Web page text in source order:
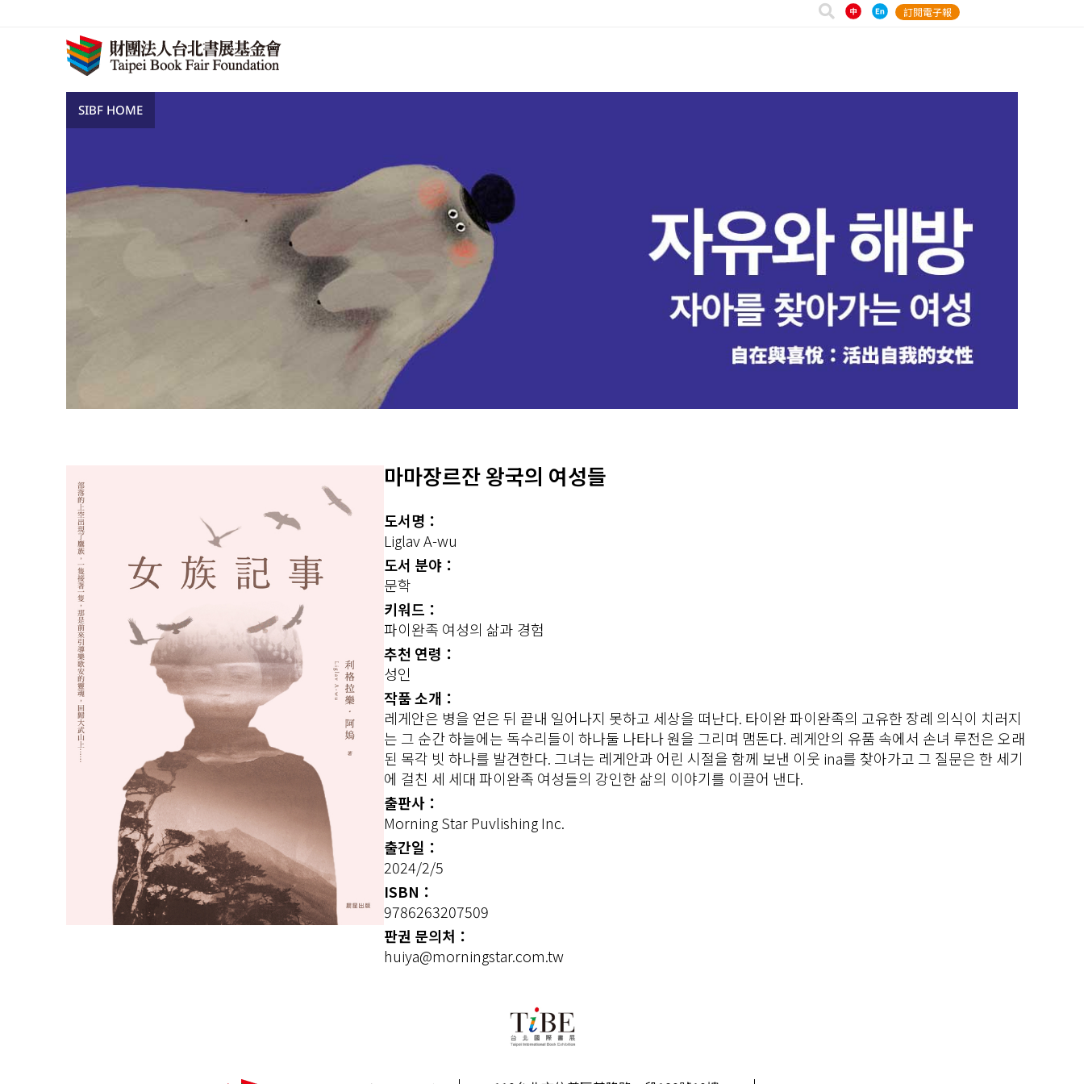
訂閱電子報
SIBF HOME
마마장르잔 왕국의 여성들
도서명：
Liglav A-wu
도서 분야：
문학
키워드：
파이완족 여성의 삶과 경험
추천 연령：
성인
작품 소개：
레게안은 병을 얻은 뒤 끝내 일어나지 못하고 세상을 떠난다. 타이완 파이완족의 고유한 장례 의식이 치러지
는 그 순간 하늘에는 독수리들이 하나둘 나타나 원을 그리며 맴돈다. 레게안의 유품 속에서 손녀 루전은 오래
된 목각 빗 하나를 발견한다. 그녀는 레게안과 어린 시절을 함께 보낸 이웃 ina를 찾아가고 그 질문은 한 세기
에 걸친 세 세대 파이완족 여성들의 강인한 삶의 이야기를 이끌어 낸다.
출판사：
Morning Star Puvlishing Inc.
출간일：
2024/2/5
ISBN：
9786263207509
판권 문의처：
huiya@morningstar.com.tw